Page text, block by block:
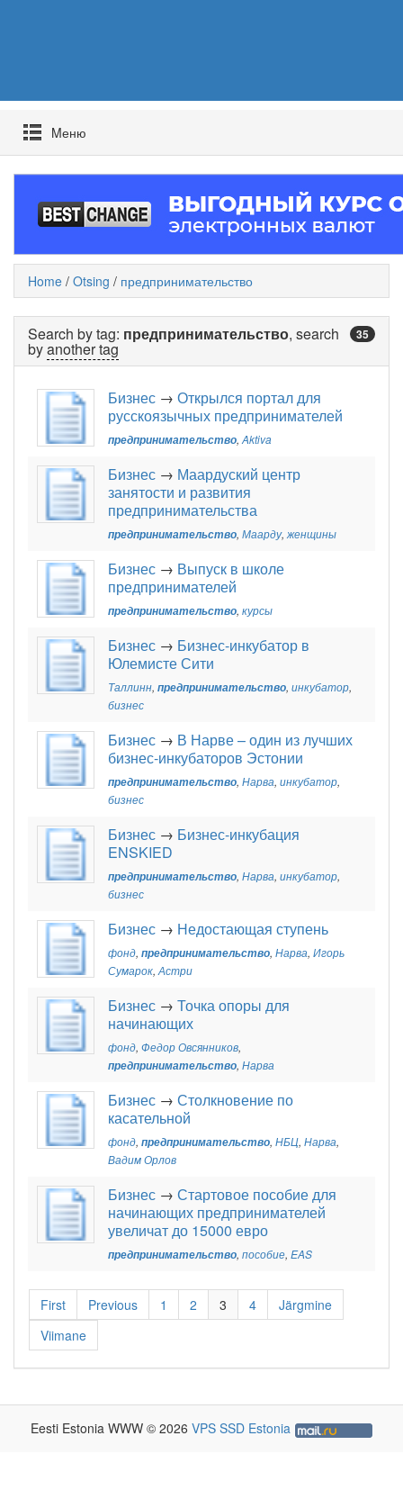
Mеню
Home / Otsing / предпринимательство
35
Search by tag: предпринимательство, search
byanother tag
Бизнес → Открылся портал для
русскоязычных предпринимателей
предпринимательство,Aktiva
Бизнес → Маардуский центр
занятости и развития
предпринимательства
предпринимательство, Маарду,женщины
Бизнес → Выпуск в школе
предпринимателей
предпринимательство, курсы
Бизнес → Бизнес-инкубатор в
Юлемисте Сити
Таллинн, предпринимательство, инкубатор,
бизнес
Бизнес → В Нарве – один из лучших
бизнес-инкубаторов Эстонии
предпринимательство, Нарва, инкубатор,
бизнес
Бизнес → Бизнес-инкубация
ENSKIED
предпринимательство, Нарва, инкубатор,
бизнес
Бизнес → Недостающая ступень
фонд, предпринимательство, Нарва, Игорь
Сумарок,Астри
Бизнес → Точка опоры для
начинающих
фонд, Федор Овсянников,
предпринимательство, Нарва
Бизнес → Столкновение по
касательной
фонд, предпринимательство, НБЦ, Нарва,
Вадим Орлов
Бизнес → Стартовое пособие для
начинающих предпринимателей
увеличат до 15000 евро
предпринимательство, пособие, EAS
First Previous 1 2 3 4
Järgmine
Viimane
Eesti Estonia WWW © 2026 VPS SSD Estonia